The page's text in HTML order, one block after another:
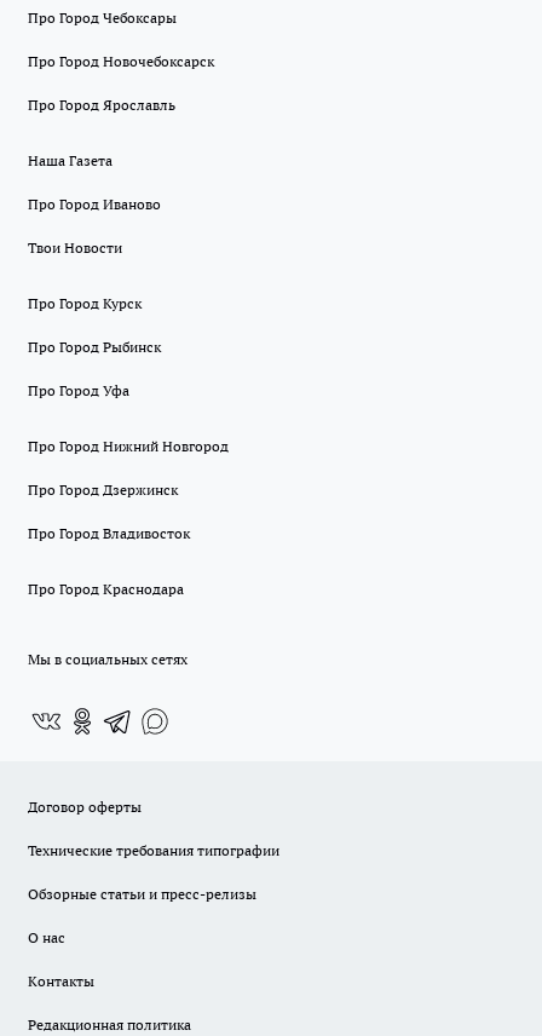
Про Город Чебоксары
Про Город Новочебоксарск
Про Город Ярославль
Наша Газета
Про Город Иваново
Твои Новости
Про Город Курск
Про Город Рыбинск
Про Город Уфа
Про Город Нижний Новгород
Про Город Дзержинск
Про Город Владивосток
Про Город Краснодара
Мы в социальных сетях
Договор оферты
Технические требования типографии
Обзорные статьи и пресс-релизы
О нас
Контакты
Редакционная политика